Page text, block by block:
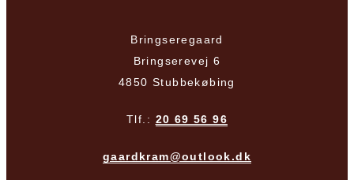
Bringseregaard
Bringserevej 6
4850 Stubbekøbing
Tlf.: 20 69 56 96
gaardkram@outlook.dk